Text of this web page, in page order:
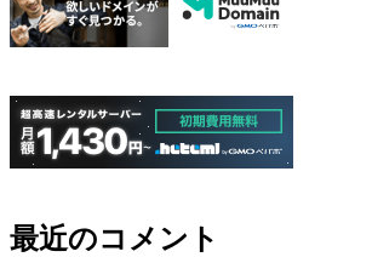
最近のコメント